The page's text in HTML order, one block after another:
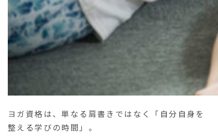
ヨガ資格は、単なる肩書きではなく「自分自身を
整える学びの時間」。